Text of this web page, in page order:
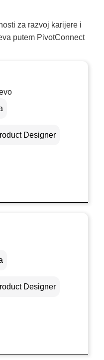
za razvoj karijere i
putem PivotConnect
Designer
Designer